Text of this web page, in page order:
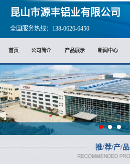
昆山市源丰铝业有限公司
全国服务热线：138-0626-6450
首页 公司简介 产品展示 新闻中心
推/荐/产/品